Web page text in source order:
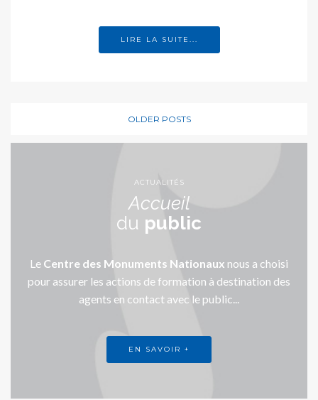
LIRE LA SUITE...
OLDER POSTS
ACTUALITÉS
Accueil
du public
Le Centre des Monuments Nationaux nous a choisi
pour assurer les actions de formation à destination des
agents en contact avec le public...
EN SAVOIR +